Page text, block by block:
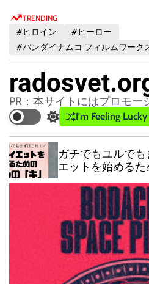
TRENDING
#ヒロイン
#ヒーロー
#バンダイナムコ フィルムワーク
PR：本サイトにはプロモ
S
w
i
t
c
h
I'm Feeling Lucky
ガチでもユルで
エットを始めるた